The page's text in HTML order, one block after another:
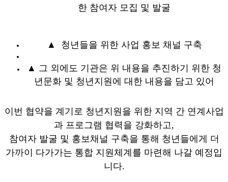
한 참여자 모집 및 발굴
▲ 청년들을 위한 사업 홍보 채널 구축
▲ 그 외에도 기관은 위 내용을 추진하기 위한 청
년문화 및 청년지원에 대한 내용을 담고 있어
이번 협약을 계기로 청년지원을 위한 지역 간 연계사업
과 프로그램 협력을 강화하고,
참여자 발굴 및 홍보채널 구축을 통해 청년들에게 더
가까이 다가가는 통합 지원체계를 마련해 나갈 예정입
니다.